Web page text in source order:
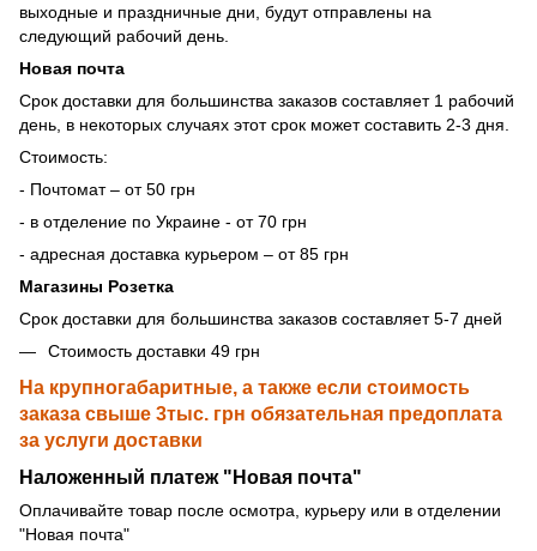
выходные и праздничные дни, будут отправлены на
следующий рабочий день.
Новая почта
Срок доставки для большинства заказов составляет 1 рабочий
день, в некоторых случаях этот срок может составить 2-3 дня.
Стоимость:
- Почтомат – от 50 грн
- в отделение по Украине - от 70 грн
- адресная доставка курьером – от 85 грн
Магазины Розетка
Срок доставки для большинства заказов составляет 5-7 дней
Стоимость доставки 49 грн
На крупногабаритные, а также если стоимость
заказа свыше 3тыс. грн обязательная предоплата
за услуги доставки
Наложенный платеж "Новая почта"
Оплачивайте товар после осмотра, курьеру или в отделении
"Новая почта"